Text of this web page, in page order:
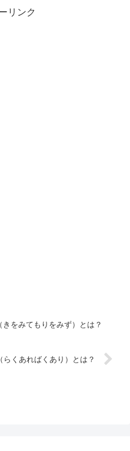
リンク
をみてもりをみず）とは？
くあればくあり）とは？